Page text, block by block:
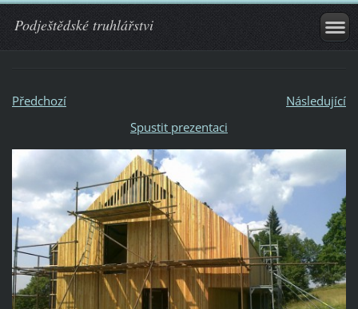
Podještědské truhlářstvi
Předchozí
Následující
Spustit prezentaci